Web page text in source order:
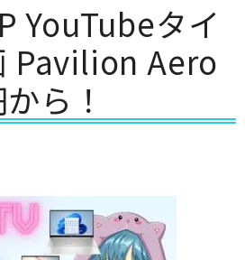
YouTubeタイ
Pavilion Aero
ら！